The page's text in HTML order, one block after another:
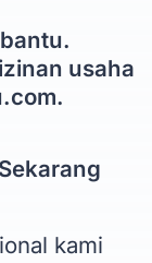
usaha
kami